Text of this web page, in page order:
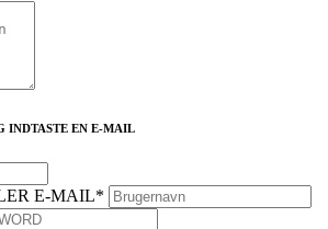
INDTASTE EN E-MAIL
E-MAIL*